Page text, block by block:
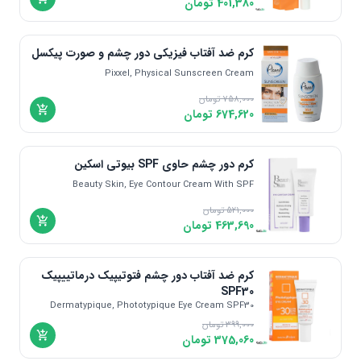
تحت لیسانس چک | Czech
هلند | Nederland
لهستان | Poland
هند | India
تحت لیسانس ترکیه | Turkey
آفریقای جنوبی | South Of Africa
تحت لیسانس ایرلند | Ireland
ژاپن | Japan
تحت لیسانس آمریکا | America
تایوان | Taiwan
ویتنام
چین | China
مکزیک | Mexico
ویتنام | Vietnam
کرم ضد آفتاب فیزیکی دور چشم و صورت پیکسل
Pixxel, Physical Sunscreen Cream
758,000تومان
674,620 تومان
کرم دور چشم حاوی SPF بیوتی اسکین
Beauty Skin, Eye Contour Cream With SPF
521,000تومان
463,690 تومان
کرم ضد آفتاب دور چشم فتوتیپیک درماتییپیک
SPF30
Dermatypique, Phototypique Eye Cream SPF30
399,000تومان
375,060 تومان